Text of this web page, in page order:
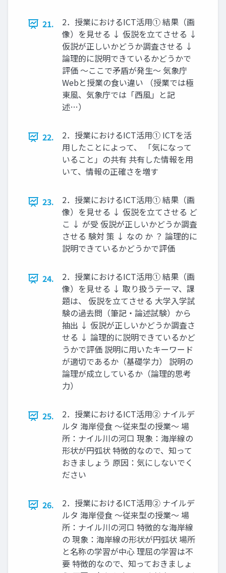
21.
2．授業におけるICT活用① 結果（画
像）を見せる ↓ 仮説を立てさせる ↓
仮説が正しいかどうか調査させる ↓
論理的に説明できているかどうかで
評価 〜ここで矛盾が発生〜 気象庁
Webと授業の食い違い （授業では極
東風、気象庁では「西風」と記
述…）
22.
2．授業におけるICT活用① ICTを活
用したことによって、 「気になって
いること」の共有 共有した情報を用
いて、情報の正確さを増す
23.
2．授業におけるICT活用① 結果（画
像）を見せる ↓ 仮説を立てさせる ど
こ ↓ が受 仮説が正しいかどうか調査
させる 験対 策 ↓ なの か ？ 論理的に
説明できているかどうかで評価
24.
2．授業におけるICT活用① 結果（画
像）を見せる ↓ 取り扱うテーマ、課
題は、 仮説を立てさせる 大学入学試
験の過去問（筆記・論述試験）から
抽出 ↓ 仮説が正しいかどうか調査さ
せる ↓ 論理的に説明できているかど
うかで評価 説明に用いたキーワード
が適切であるか（基礎学力） 説明の
論理が成立しているか（論理的思考
力）
25.
2．授業におけるICT活用② ナイルデ
ルタ 海岸侵食 〜従来型の授業〜 場
所：ナイル川の河口 現象：海岸線の
形状が円弧状 特徴的なので、知って
おきましょう 原因：気にしないでく
ださい
26.
2．授業におけるICT活用② ナイルデ
ルタ 海岸侵食 〜従来型の授業〜 場
所：ナイル川の河口 特徴的な海岸線
の 現象：海岸線の形状が円弧状 場所
と名称の学習が中心 理屈の学習は不
要 特徴的なので、知っておきましょ